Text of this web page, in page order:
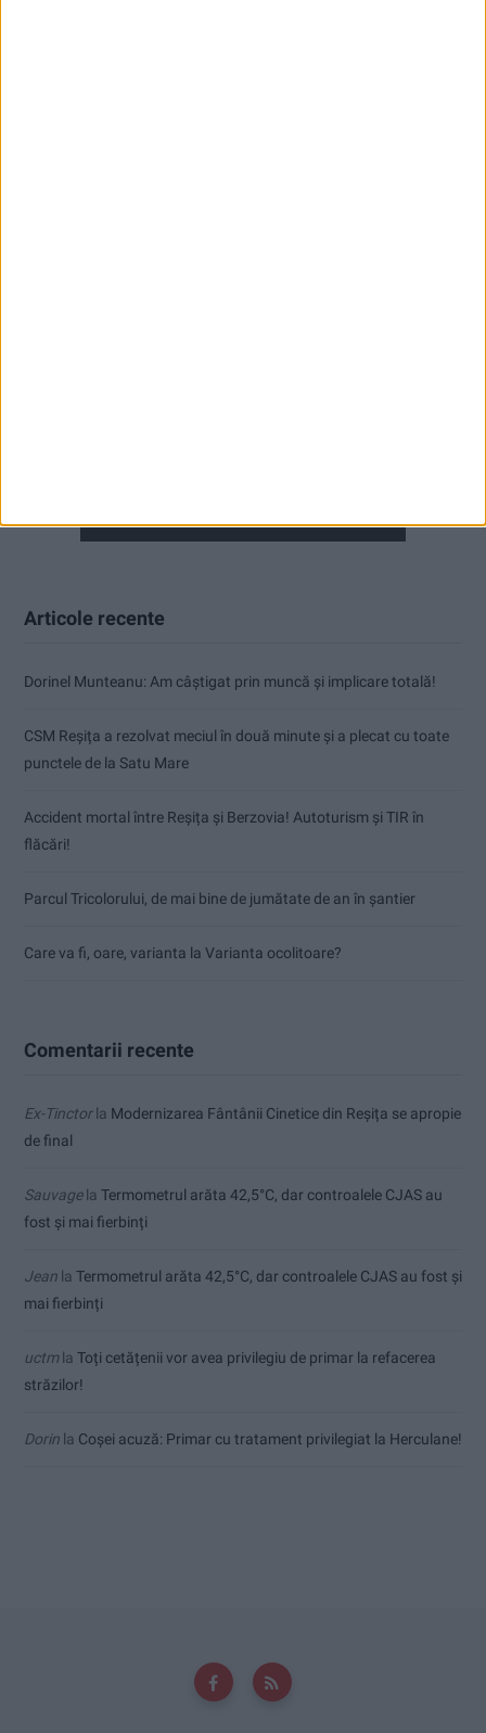
Articole recente
Dorinel Munteanu: Am câștigat prin muncă și implicare totală!
CSM Reșița a rezolvat meciul în două minute și a plecat cu toate
punctele de la Satu Mare
Accident mortal între Reșița și Berzovia! Autoturism și TIR în
flăcări!
Parcul Tricolorului, de mai bine de jumătate de an în șantier
Care va fi, oare, varianta la Varianta ocolitoare?
Comentarii recente
Ex-Tinctorla Modernizarea Fântânii Cinetice din Reșița se apropie
de final
Sauvagela Termometrul arăta 42,5°C, dar controalele CJAS au
fost și mai fierbinți
Jean la Termometrul arăta 42,5°C, dar controalele CJAS au fost și
mai fierbinți
uctmla Toți cetățenii vor avea privilegiu de primar la refacerea
străzilor!
Dorin la Coșei acuză: Primar cu tratament privilegiat la Herculane!